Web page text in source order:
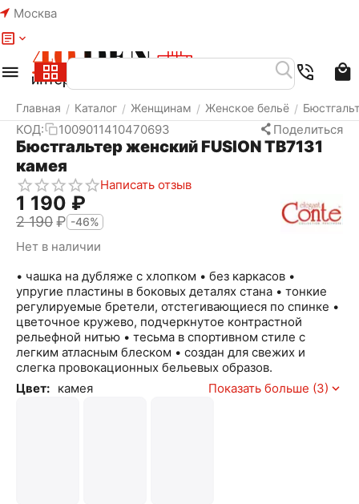
Москва
Главная / Каталог / Женщинам / Женское бельё /
КОД: 1009011410470693 Поделиться
Бюстгальтер женский FUSION TB7131
камея
Написать отзыв
1 190 ₽
2 190₽ -46%
Нет в наличии
• чашка на дубляже с хлопком • без каркасов •
упругие пластины в боковых деталях стана • тонкие
регулируемые бретели, отстегивающиеся по спинке •
цветочное кружево, подчеркнутое контрастной
рельефной нитью • тесьма в спортивном стиле с
легким атласным блеском • создан для свежих и
слегка провокационных бельевых образов.
Цвет: камея Показать больше (3)
Меню